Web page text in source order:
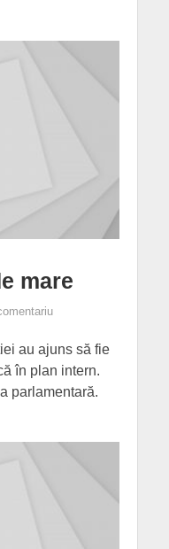
mare
au ajuns să fie
în plan intern.
parlamentară.